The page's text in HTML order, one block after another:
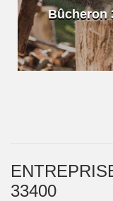
Bûcheron
33400